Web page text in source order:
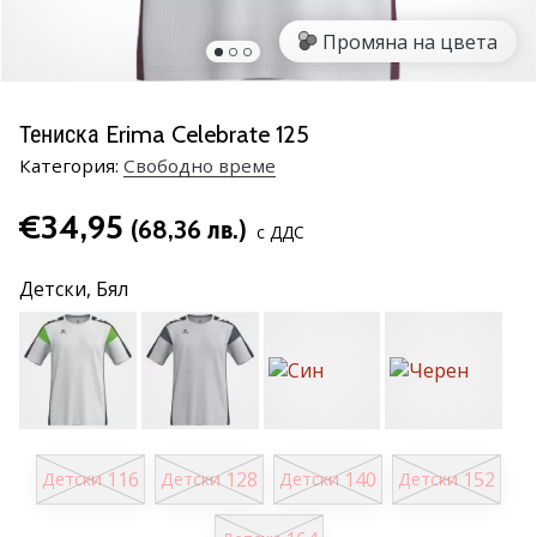
страст
като
Присъединете
се
амбасадор
на
марката.
11. 8. 2022
•
1 мин. четене
Промяна на цвета
Тениска Erima Celebrate 125
Категория: Cвободно време
€34,95 (68,36 лв.) с ДДС
Детски, Бял
Детски 116 Детски 128 Детски 140 Детски 152